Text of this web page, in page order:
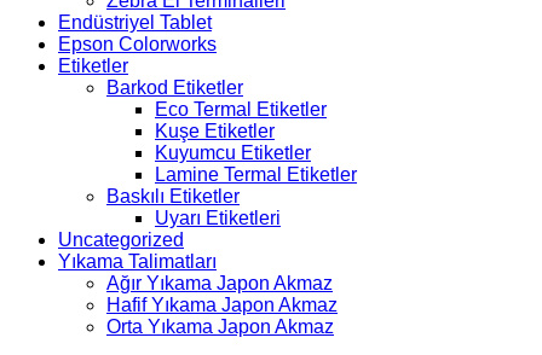
Endüstriyel Tablet
Epson Colorworks
Etiketler
Barkod Etiketler
Eco Termal Etiketler
Kuşe Etiketler
Kuyumcu Etiketler
Lamine Termal Etiketler
Baskılı Etiketler
Uyarı Etiketleri
Uncategorized
Yıkama Talimatları
Ağır Yıkama Japon Akmaz
Hafif Yıkama Japon Akmaz
Orta Yıkama Japon Akmaz